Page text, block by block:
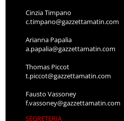
Cinzia Timpano
c.timpano@gazzettamatin.com
Arianna Papalia
a.papalia@gazzettamatin.com
Thomas Piccot
t.piccot@gazzettamatin.com
Fausto Vassoney
f.vassoney@gazzettamatin.com
SEGRETERIA